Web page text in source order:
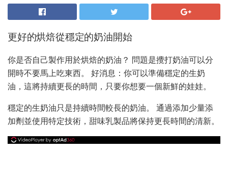
更好的烘焙從穩定的奶油開始
你是否自己製作用於烘焙的奶油？ 問題是攪打奶油可以分
開時不要馬上吃東西。 好消息：你可以準備穩定的生奶
油，這將持續更長的時間，只要你想要一個新鮮的娃娃。
穩定的生奶油只是持續時間較長的奶油。 通過添加少量添
加劑並使用特定技術，甜味乳製品將保持更長時間的清新。